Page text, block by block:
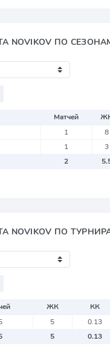
NOVIKOV ПО
Матчей
1 8
1 3
2
NOVIKOV ПО
ЖК КК
5 0.13
5 0.13